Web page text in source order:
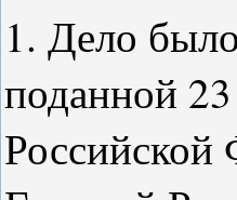
1. Дело
поданной
Российской